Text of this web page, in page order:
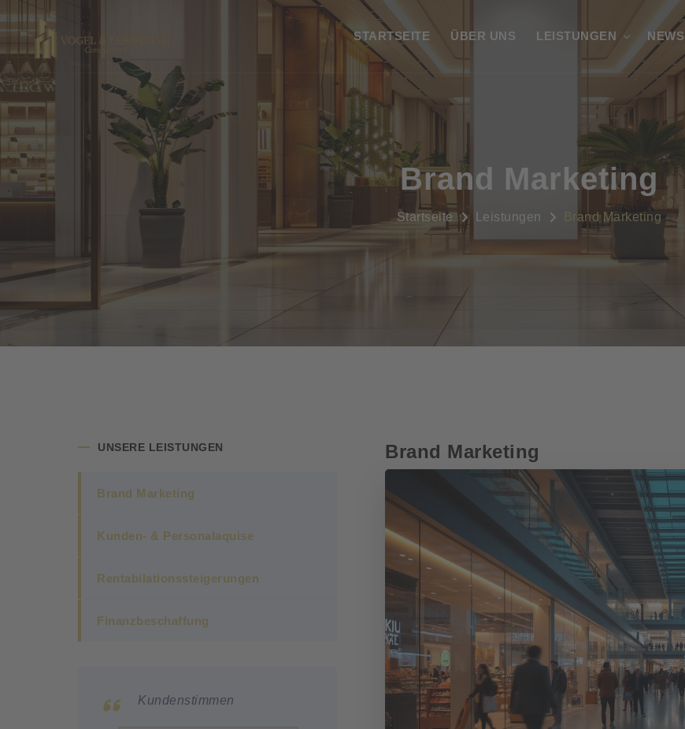
STARTSEITE ÜBER UNS LEISTUNGEN NEWS
Brand Marketing
Startseite Leistungen Brand Marketing
UNSERE LEISTUNGEN
Brand Marketing
Kunden- & Personalaquise
Rentabilationssteigerungen
Finanzbeschaffung
Kundenstimmen Kundenstimmen Kundenstimmen
Brand Marketing